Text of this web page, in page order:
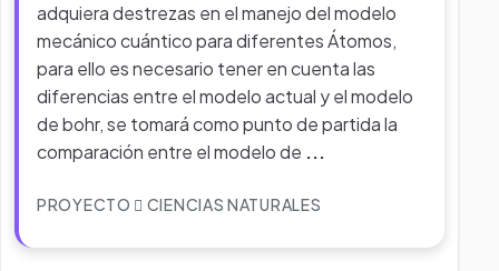
adquiera destrezas en el manejo del modelo
mecánico cuántico para diferentes Átomos,
para ello es necesario tener en cuenta las
diferencias entre el modelo actual y el modelo
de bohr, se tomará como punto de partida la
comparación entre el modelo de ...
PROYECTO CIENCIAS NATURALES